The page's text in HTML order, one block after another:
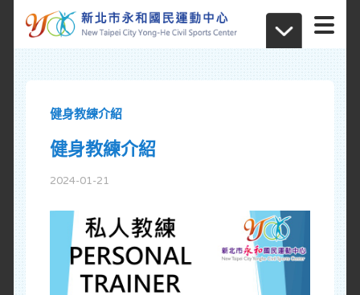
健身教練介紹
健身教練介紹
2024-01-21